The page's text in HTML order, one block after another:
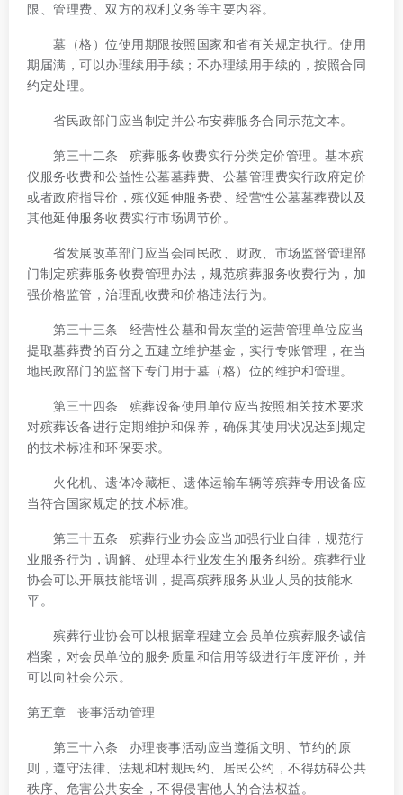
限、管理费、双方的权利义务等主要内容。
墓（格）位使用期限按照国家和省有关规定执行。使用
期届满，可以办理续用手续；不办理续用手续的，按照合同
约定处理。
省民政部门应当制定并公布安葬服务合同示范文本。
第三十二条 殡葬服务收费实行分类定价管理。基本殡
仪服务收费和公益性公墓墓葬费、公墓管理费实行政府定价
或者政府指导价，殡仪延伸服务费、经营性公墓墓葬费以及
其他延伸服务收费实行市场调节价。
省发展改革部门应当会同民政、财政、市场监督管理部
门制定殡葬服务收费管理办法，规范殡葬服务收费行为，加
强价格监管，治理乱收费和价格违法行为。
第三十三条 经营性公墓和骨灰堂的运营管理单位应当
提取墓葬费的百分之五建立维护基金，实行专账管理，在当
地民政部门的监督下专门用于墓（格）位的维护和管理。
第三十四条 殡葬设备使用单位应当按照相关技术要求
对殡葬设备进行定期维护和保养，确保其使用状况达到规定
的技术标准和环保要求。
火化机、遗体冷藏柜、遗体运输车辆等殡葬专用设备应
当符合国家规定的技术标准。
第三十五条 殡葬行业协会应当加强行业自律，规范行
业服务行为，调解、处理本行业发生的服务纠纷。殡葬行业
协会可以开展技能培训，提高殡葬服务从业人员的技能水
平。
殡葬行业协会可以根据章程建立会员单位殡葬服务诚信
档案，对会员单位的服务质量和信用等级进行年度评价，并
可以向社会公示。
第五章 丧事活动管理
第三十六条 办理丧事活动应当遵循文明、节约的原
则，遵守法律、法规和村规民约、居民公约，不得妨碍公共
秩序、危害公共安全，不得侵害他人的合法权益。